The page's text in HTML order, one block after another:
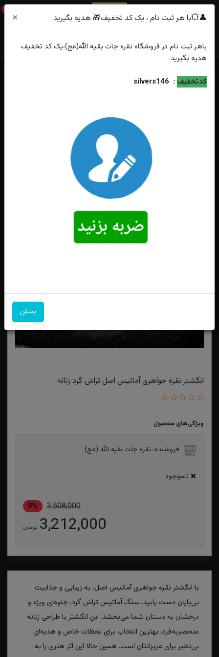
0
خانه فهرست محصولات
انگشتر نقره جواهری آماتیس اصل تراش گرد زنانه
ویژگی‌های محصول
فروشنده: نقره جات بقیه الله (عج)
ناموجود
3,508,000
9%
3,212,000 تومان
با انگشتر نقره جواهری آماتیس اصل، به زیبایی و جذابیت
بی‌پایان دست یابید. سنگ آماتیس تراش گرد، جلوه‌ای ویژه و
درخشان به دستان شما می‌بخشد. این انگشتر با طراحی زنانه
منحصربه‌فرد، بهترین انتخاب برای لحظات خاص و هدیه‌ای
بی‌نظیر برای عزیزانتان است. همین حالا این اثر هنری را به
👤💥با هر ثبت نام ، یک کد تخفیف🎁 هدیه بگیرید ×
باهر ثبت نام در فروشگاه نقره جات بقیه الله(عج)،یک کد تخفیف
هدیه بگیرید.
کدتخفیف :
silvers146
بستن